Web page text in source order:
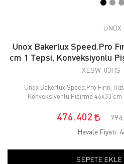
UNOX
Unox Bakerlux Speed.Pro
cm 1 Tepsi, Konveksiyonlu
XESW-
Unox Bakerlux Speed.Pro Fırın,
Konveksiyonlu Pişirme 46x33 cm
476.402
Havale Fiyatı:
SEPETE EKLE